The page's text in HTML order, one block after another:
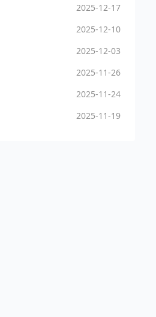
2025-12-17
2025-12-10
2025-12-03
2025-11-26
2025-11-24
2025-11-19